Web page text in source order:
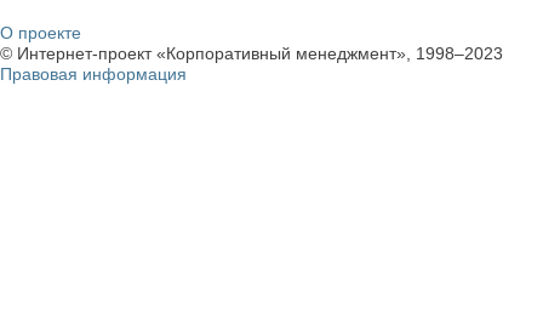
О проекте
© Интернет-проект «Корпоративный менеджмент», 1998–2023
Правовая информация